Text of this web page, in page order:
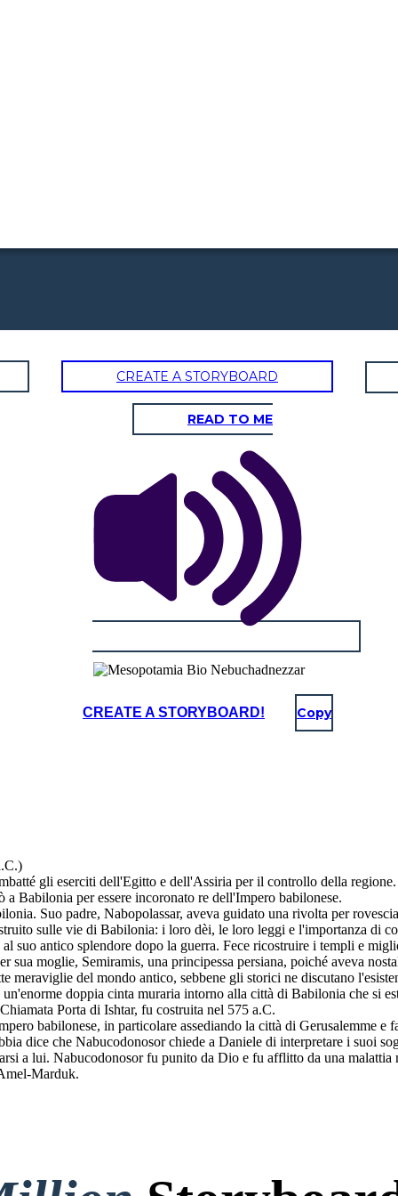
CREATE A STORYBOARD
READ TO ME
CREATE A STORYBOARD! Copy
gli eserciti dell'Egitto e dell'Assiria per il controllo della
Babilonia per essere incoronato re dell'Impero babilonese.
Suo padre, Nabopolassar, aveva guidato una rivolta per
sulle vie di Babilonia: i loro dèi, le loro leggi e l'importanza di
suo antico splendore dopo la guerra. Fece ricostruire i templi e
moglie, Semiramis, una principessa persiana, poiché aveva
meraviglie del mondo antico, sebbene gli storici ne discutano
doppia cinta muraria intorno alla città di Babilonia che si
Porta di Ishtar, fu costruita nel 575 a.C.
babilonese, in particolare assediando la città di Gerusalemme
dice che Nabucodonosor chiede a Daniele di interpretare i suoi
a lui. Nabucodonosor fu punito da Dio e fu afflitto da una malattia
Marduk.